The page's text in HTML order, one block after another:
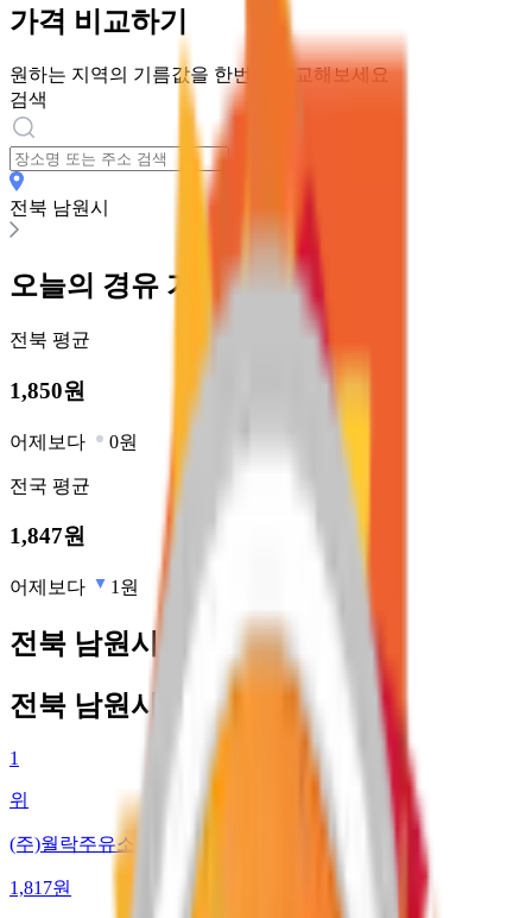
가격 비교하기
원하는 지역의 기름값을 한번에 비교해보세요
검색
전북 남원시
오늘의 경유 가격
전북 평균
1,850원
어제보다 0원
전국 평균
1,847원
어제보다 1원
전북 남원시 최저가 주유소
전북 남원시 최저가 주유소
1
위
(주)월락주유소
1,817원